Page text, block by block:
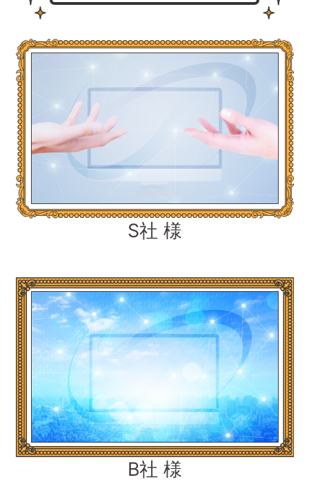
S社 様
B社 様